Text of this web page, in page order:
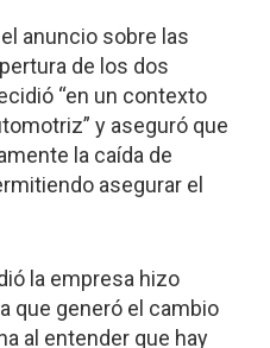
anuncio sobre las
de los dos
“en un contexto
y aseguró que
la caída de
asegurar el
la empresa hizo
que generó el cambio
al entender que hay